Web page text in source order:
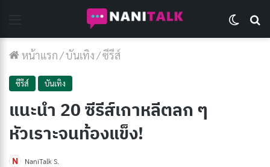
หน้าแรก/บันเทิง/ซีรีส์
ซีรีส์ บันเทิง
แนะนํา 20 ซีรีส์เกาหลีตลก ๆ
หัวเราะจนท้องแข็ง!
NaniTalk S.